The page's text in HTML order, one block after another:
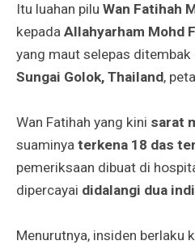
Itu luahan pilu Wan Fatihah
kepada Allahyarham Mohd
yang maut selepas
Sungai Golok, Thailand,
Wan Fatihah yang kini sarat
suaminya terkena 18 das
pemeriksaan dibuat di
dipercayai didalangi dua
Menurutnya, insiden berlaku